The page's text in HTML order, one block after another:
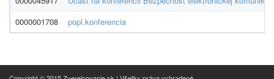
0000001708
popl.konferencia